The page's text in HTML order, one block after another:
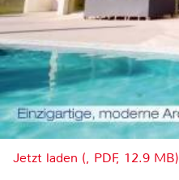
Jetzt laden (, PDF, 12.9 MB)